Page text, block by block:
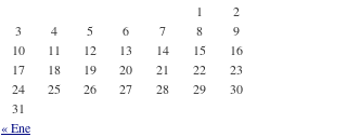
1
2
3
4 5 6 7 8
9
10
11 12 13 14 15
16
17
18 19 20 21 22
23
24
25 26 27 28 29
30
31
« Ene